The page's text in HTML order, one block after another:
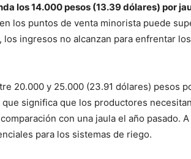
los 14.000 pesos (13.39 dólares) por
los puntos de venta minorista puede
ingresos no alcanzan para enfrentar los
20.000 y 25.000 (23.91 dólares) pesos
significa que los productores necesitan
con una jaula el año pasado.
para los sistemas de riego.